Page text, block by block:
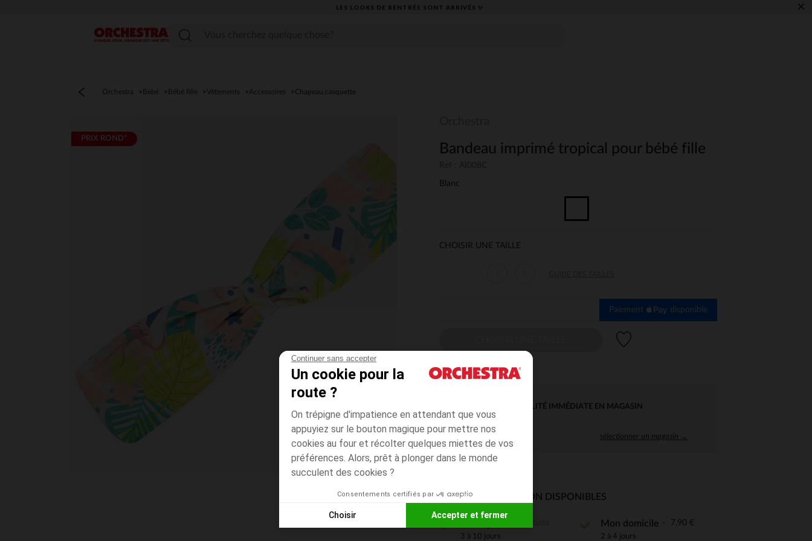
Continuer sans accepter
Un cookie pour la
route ?
On trépigne d'impatience en attendant que vous
appuyiez sur le bouton magique pour mettre nos
cookies au four et récolter quelques miettes de vos
préférences. Alors, prêt à plonger dans le monde
succulent des cookies ?
Consentements certifiés par
Choisir Accepter et fermer
Plateforme de Gestion du Consentement : Personnalisez vos Options
LES LOOKS DE RENTRÉE SONT ARRIVÉS ✨ ×
Menu
Orchestra Bébé Bébé fille Vêtements Accessoires Chapeau,casquette
PRIX ROND*
Bandeau imprimé tropical pour bébé fille
Blanc
CHOISIR UNE TAILLE
Paiement disponible
DISPONIBILITÉ IMMÉDIATE EN MAGASIN
sélectionner un magasin →
MODES DE LIVRAISON DISPONIBLES
3 à 10 jours
Mon domicile 7,90 €
2 à 4 jours